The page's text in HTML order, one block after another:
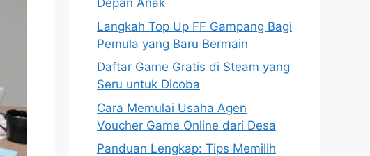
Depan Anak
Langkah Top Up FF Gampang Bagi
Pemula yang Baru Bermain
Daftar Game Gratis di Steam yang
Seru untuk Dicoba
Cara Memulai Usaha Agen
Voucher Game Online dari Desa
Panduan Lengkap: Tips Memilih